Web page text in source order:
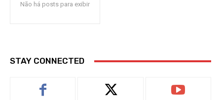
Não há posts para exibir
STAY CONNECTED